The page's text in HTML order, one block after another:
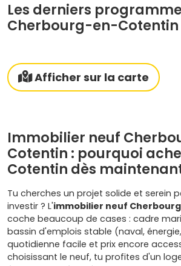
Les derniers
Cherbourg-en-Cotentin
Afficher sur la carte
Immobilier neuf
Cotentin : pourquoi
Cotentin dès
Tu cherches un projet solide et serein
investir ? L'immobilier neuf
coche beaucoup de cases : cadre
bassin d'emplois stable (naval,
quotidienne facile et prix encore
choisissant le neuf, tu profites d'un